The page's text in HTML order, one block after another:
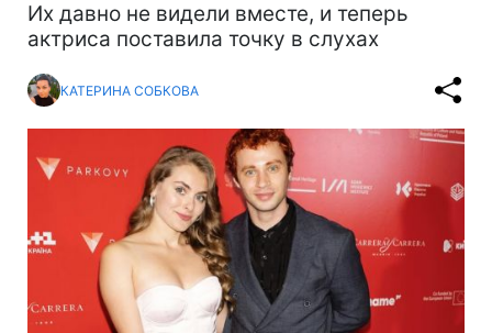
Их давно не видели вместе, и теперь
актриса поставила точку в слухах
КАТЕРИНА СОБКОВА